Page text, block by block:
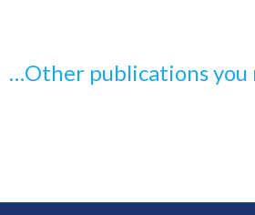
…Other publications you